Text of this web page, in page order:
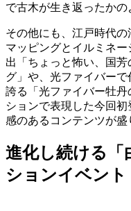
で古木が生き返ったかの
その他にも、江戸時代
マッピングとイルミネ
出「ちょっと怖い、国
グ」や、光ファイバー
誇る「光ファイバー牡
ションで表現した今回
感のあるコンテンツが盛
進化し続ける「
ションイベント